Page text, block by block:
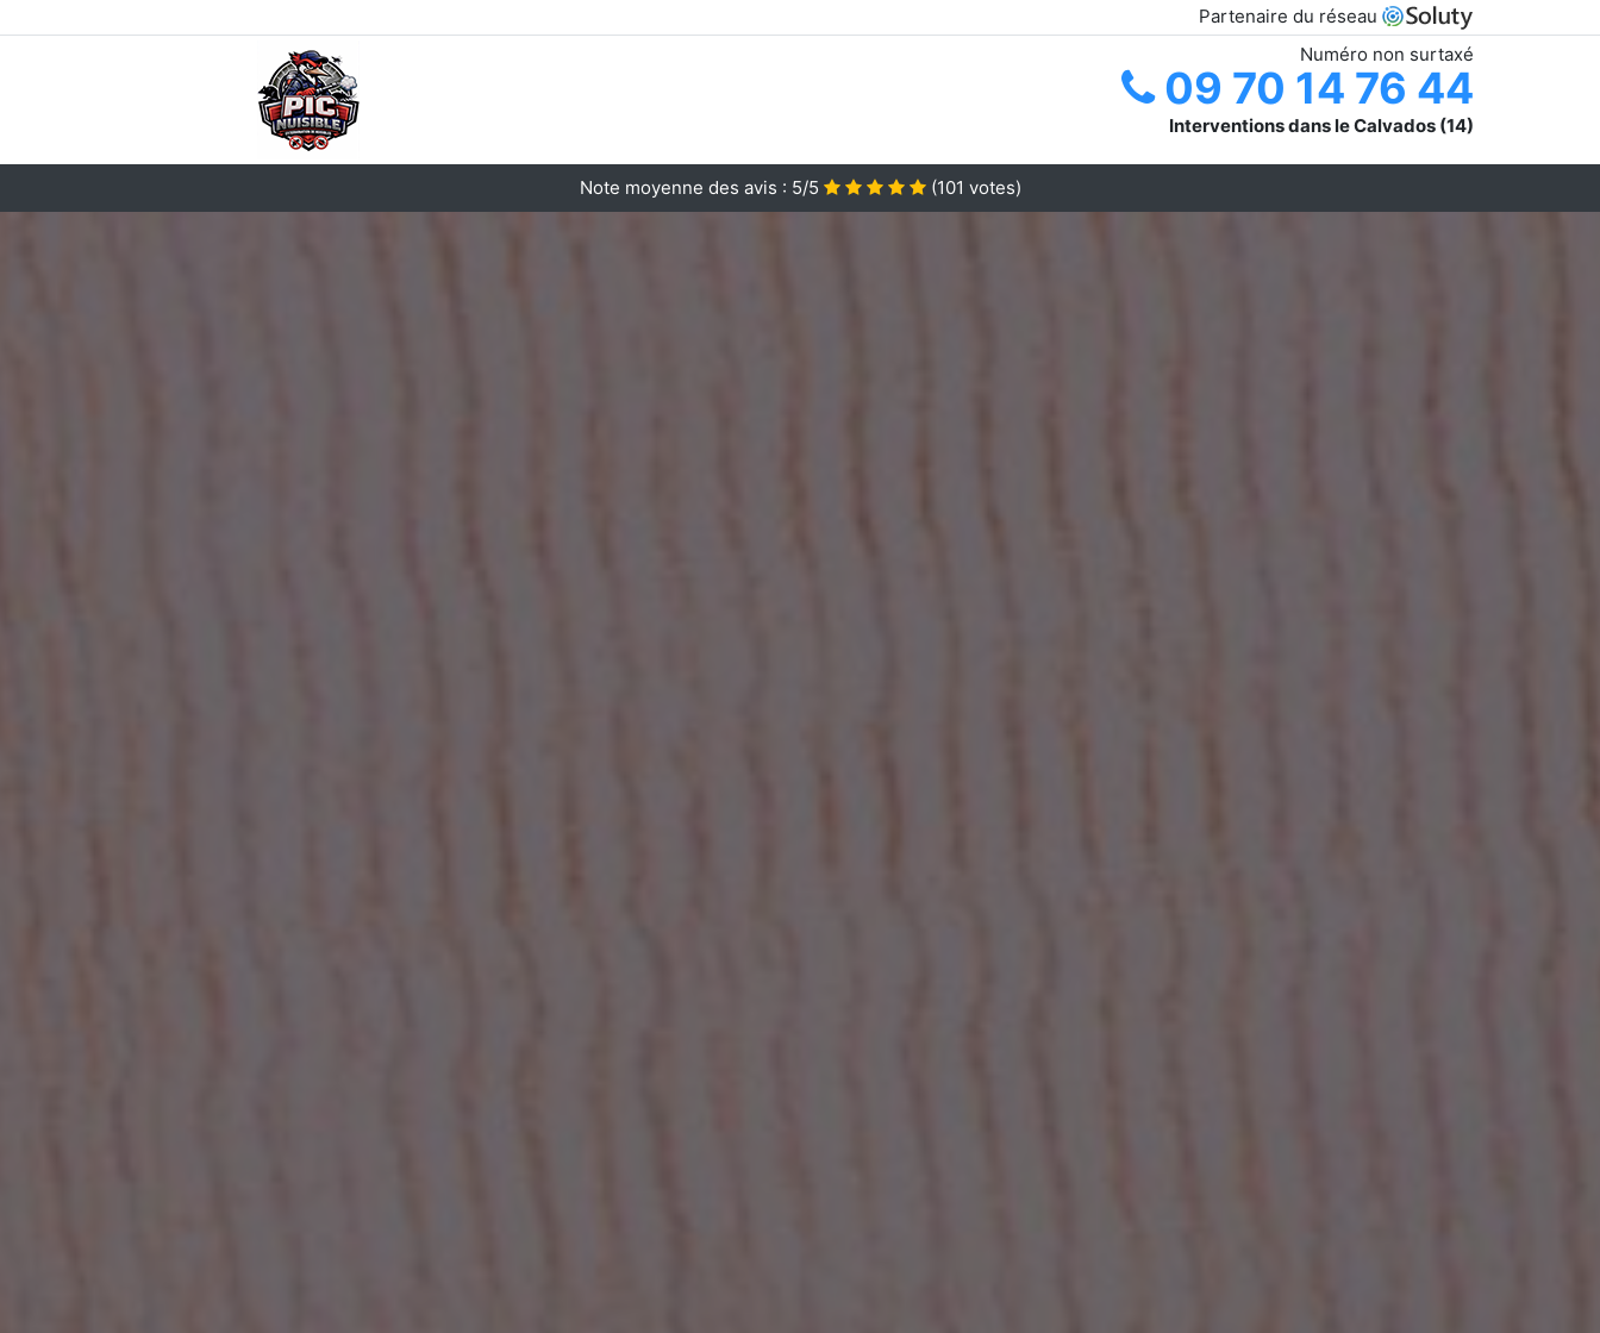
Partenaire du réseau
Numéro non surtaxé
09 70 14 76 44
Interventions dans le Calvados (14)
Note moyenne des avis : 5/5 (101 votes)